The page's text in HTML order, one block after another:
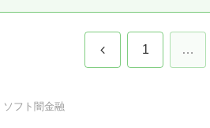
前 1 …
ソフト闇金融